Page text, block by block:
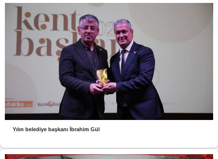
Yılın belediye başkanı İbrahim Gül